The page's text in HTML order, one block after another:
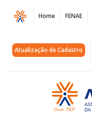
Página
Natal
nas
APCEF/SP
Home FENAE
Atualização de Cadastro
Acessar
página
inicial